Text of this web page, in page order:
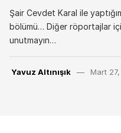
Şair Cevdet Karal ile
bölümü… Diğer röportajlar
unutmayın…
Yavuz Altınışık Mart